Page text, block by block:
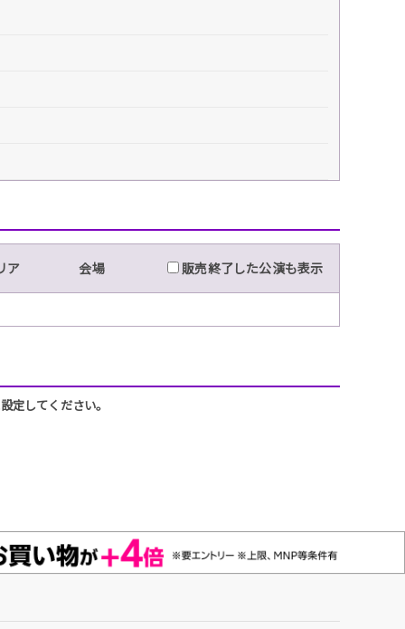
ア 会場 販売終了した公演も表示
してください。